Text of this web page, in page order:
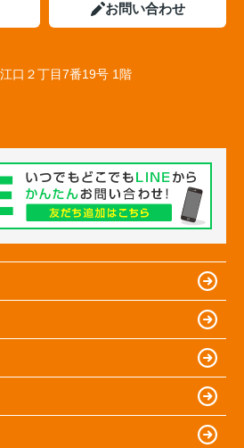
お問い合わせ
口２丁目7番19号 1階